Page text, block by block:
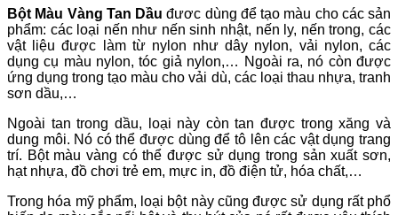
Bột Màu Vàng Tan Dầu đươc dùng để tạo màu cho các sản
phẩm: các loại nến như nến sinh nhật, nến ly, nến trong, các
vật liệu được làm từ nylon như dây nylon, vải nylon, các
dụng cụ màu nylon, tóc giả nylon,… Ngoài ra, nó còn được
ứng dụng trong tạo màu cho vải dù, các loại thau nhựa, tranh
sơn dầu,…
Ngoài tan trong dầu, loại này còn tan được trong xăng và
dung môi. Nó có thể được dùng để tô lên các vật dụng trang
trí. Bột màu vàng có thể được sử dụng trong sản xuất sơn,
hạt nhựa, đồ chơi trẻ em, mực in, đồ điện tử, hóa chất,…
Trong hóa mỹ phẩm, loại bột này cũng được sử dụng rất phổ